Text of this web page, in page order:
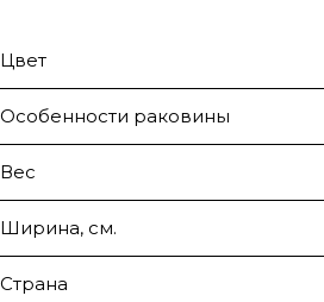
Цвет
Особенности раковины
Вес
Ширина, см.
Страна